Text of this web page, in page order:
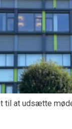
til at udsætte